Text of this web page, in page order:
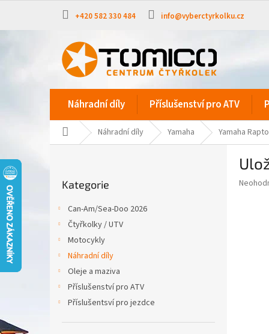
obsah
+420 582 330 484 info@vyberctyrkolku.cz
Náhradní díly Příslušenství pro ATV
Domů Náhradní díly Yamaha Yamaha
kategorie
Kategorie
Can-Am/Sea-Doo 2026
Čtyřkolky / UTV
Motocykly
Náhradní díly
Oleje a maziva
Příslušenství pro ATV
Příslušentsví pro jezdce